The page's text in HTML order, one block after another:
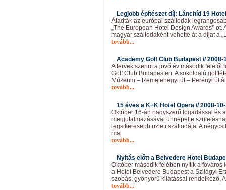
Legjobb építészet díj: Lánchíd 19
Átadták az európai szállodák
„The European Hotel Design Awards”-
magyar szállodaként vehette át a díjat a
tovább...
Academy Golf Club Budapest //2008-
A tervek szerint a jövő év második felétől
Golf Club Budapesten. A sokoldalú
Múzeum – Remetehegyi út – Perényi út
tovább...
15 éves a K+K Hotel Opera //2008-
Október 16-án nagyszerű fogadással és
megjutalmazásával ünnepelte
legsikeresebb üzleti szállodája. A
maj
tovább...
Nyitás előtt a Belvedere Hotel
Október második felében nyílik a
a Hotel Belvedere Budapest a Szilágyi
szobás, gyönyörű kilátással rendelkező,
tovább...